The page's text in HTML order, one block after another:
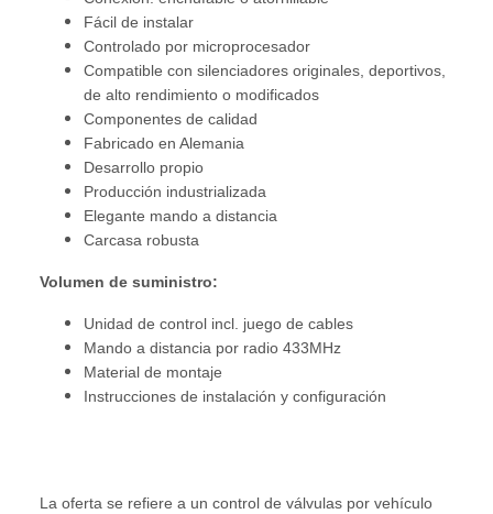
Fácil de instalar
Controlado por microprocesador
Compatible con silenciadores originales, deportivos,
de alto rendimiento o modificados
Componentes de calidad
Fabricado en Alemania
Desarrollo propio
Producción industrializada
Elegante mando a distancia
Carcasa robusta
Volumen de suministro:
Unidad de control incl. juego de cables
Mando a distancia por radio 433MHz
Material de montaje
Instrucciones de instalación y configuración
La oferta se refiere a un control de válvulas por vehículo